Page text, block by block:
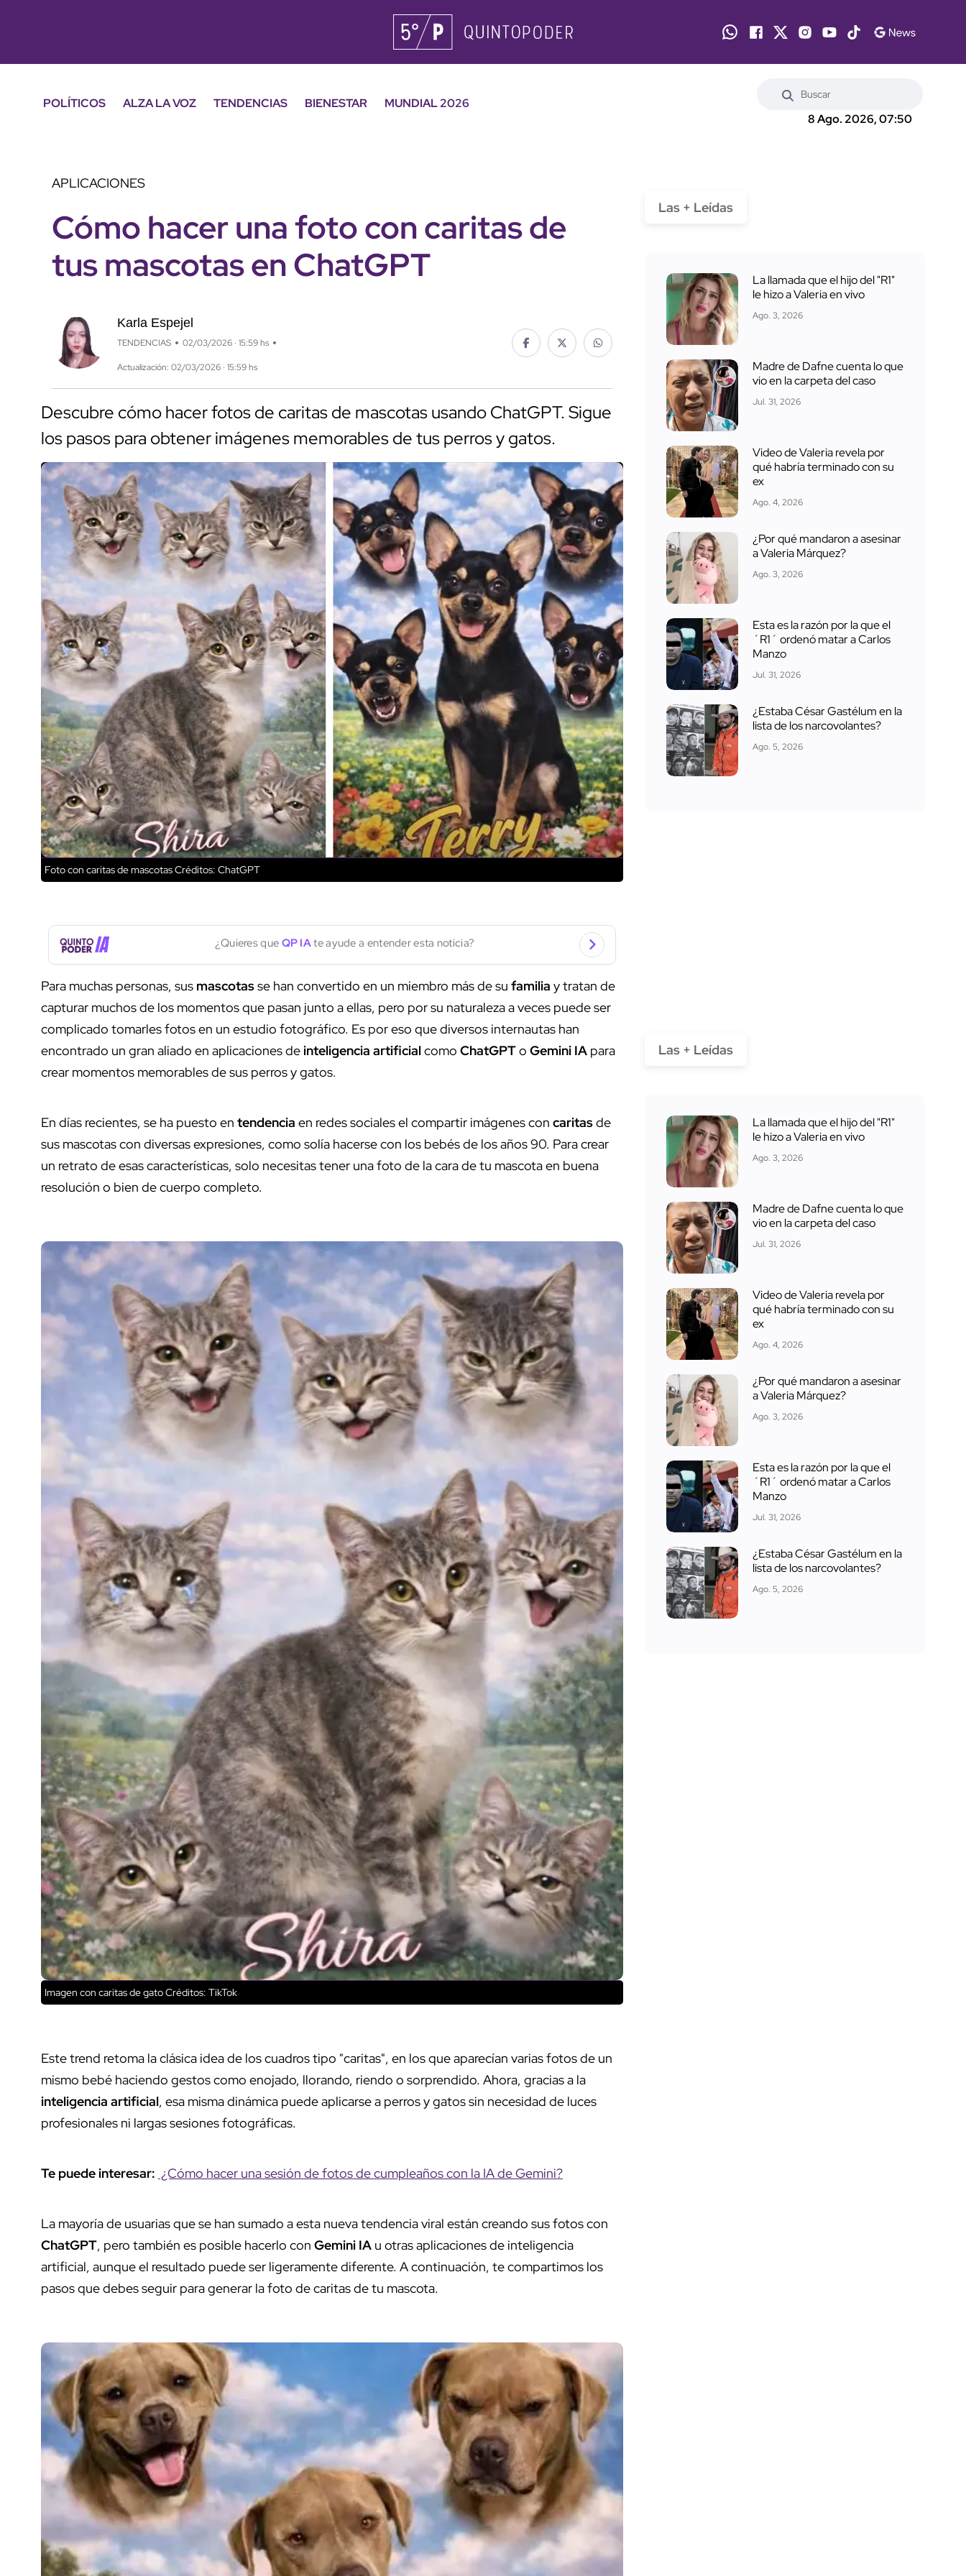
POLÍTICOS ALZA LA VOZ TENDENCIAS BIENESTAR
MUNDIAL 2026
8 Ago. 2026, 07:50
APLICACIONES
Cómo hacer una foto con caritas de
tus mascotas en ChatGPT
Karla Espejel
TENDENCIAS 02/03/2026 · 15:59 hs
Actualización: 02/03/2026 · 15:59 hs
Descubre cómo hacer fotos de caritas de mascotas usando ChatGPT. Sigue
los pasos para obtener imágenes memorables de tus perros y gatos.
Foto con caritas de mascotasCréditos: ChatGPT
¿Quieres que QP IAte ayude a entender esta noticia?
Para muchas personas, sus mascotasse han convertido en un miembro más de su familia y tratan de
capturar muchos de los momentos que pasan junto a ellas, pero por su naturaleza a veces puede ser
complicado tomarles fotos en un estudio fotográfico. Es por eso que diversos internautas han
encontrado un gran aliado en aplicaciones deinteligencia artificialcomo ChatGPTo Gemini IA para
crear momentos memorables de sus perros y gatos.
En días recientes, se ha puesto en tendencia en redes sociales el compartir imágenes con caritasde
sus mascotas con diversas expresiones, como solía hacerse con los bebés de los años 90. Para crear
un retrato de esas características, solo necesitas tener una foto de la cara de tu mascota en buena
resolución o bien de cuerpo completo.
Imagen con caritas de gatoCréditos: TikTok
Este trend retoma la clásica idea de los cuadros tipo "caritas", en los que aparecían varias fotos de un
mismo bebé haciendo gestos como enojado, llorando, riendo o sorprendido. Ahora, gracias a la
inteligencia artificial, esa misma dinámica puede aplicarse a perros y gatos sin necesidad de luces
profesionales ni largas sesiones fotográficas.
Te puede interesar: ¿Cómo hacer una sesión de fotos de cumpleaños con la IA de Gemini?
La mayoría de usuarias que se han sumado a esta nueva tendencia viral están creando sus fotos con
ChatGPT, pero también es posible hacerlo con Gemini IA u otras aplicaciones de inteligencia
artificial, aunque el resultado puede ser ligeramente diferente. A continuación, te compartimos los
pasos que debes seguir para generar la foto de caritas de tu mascota.
Las + Leídas
La llamada que el hijo del "R1"
le hizo a Valeria en vivo
Ago. 3, 2026
Madre de Dafne cuenta lo que
vio en la carpeta del caso
Jul. 31, 2026
Video de Valeria revela por
qué habría terminado con su
ex
Ago. 4, 2026
¿Por qué mandaron a asesinar
a Valeria Márquez?
Ago. 3, 2026
Esta es la razón por la que el
´R1´ ordenó matar a Carlos
Manzo
Jul. 31, 2026
¿Estaba César Gastélum en la
lista de los narcovolantes?
Ago. 5, 2026
Las + Leídas
La llamada que el hijo del "R1"
le hizo a Valeria en vivo
Ago. 3, 2026
Madre de Dafne cuenta lo que
vio en la carpeta del caso
Jul. 31, 2026
Video de Valeria revela por
qué habría terminado con su
ex
Ago. 4, 2026
¿Por qué mandaron a asesinar
a Valeria Márquez?
Ago. 3, 2026
Esta es la razón por la que el
´R1´ ordenó matar a Carlos
Manzo
Jul. 31, 2026
¿Estaba César Gastélum en la
lista de los narcovolantes?
Ago. 5, 2026